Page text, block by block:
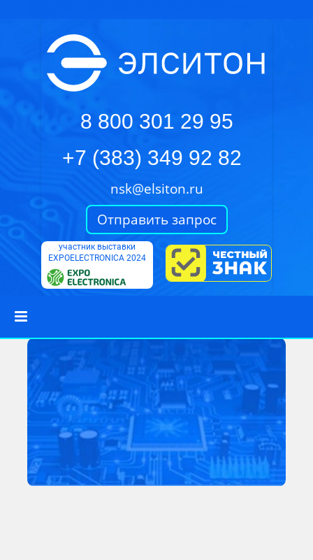
8 800 301 29 95
+7 (383) 349 92 82
nsk@elsiton.ru
Отправить запрос
участник выставки
EXPOELECTRONICA 2024